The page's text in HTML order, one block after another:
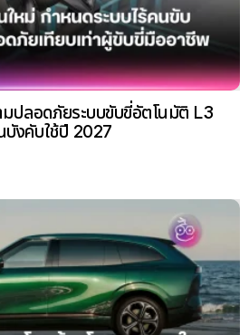
ปลอดภัยระบบขับขี่อัตโนมัติ L3
งคับใช้ปี 2027